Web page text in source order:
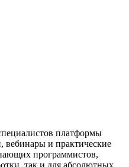
платформы
вебинары и практические
программистов,